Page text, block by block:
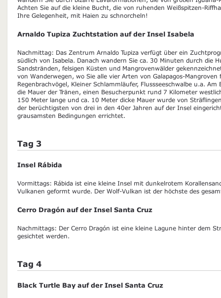
Achten Sie auf die kleine Bucht, die von ruhenden Weißspitzen-
Ihre Gelegenheit, mit Haien zu schnorcheln!
Arnaldo Tupiza Zuchtstation auf der Insel Isabela
Nachmittag: Das Zentrum Arnaldo Tupiza verfügt über ein
südlich von Isabela. Danach wandern Sie ca. 30 Minuten durch die
Sandstränden, felsigen Küsten und Mangrovenwälder
von Wanderwegen, wo Sie alle vier Arten von Galapagos-
Regenbrachvögel, Kleiner Schlammläufer, Flussseeschwalbe u.a. Am
die Mauer der Tränen, einen Besucherpunkt rund 7 Kilometer
150 Meter lange und ca. 10 Meter dicke Mauer wurde von
der berüchtigsten von drei in den 40er Jahren auf der Insel
grausamsten Bedingungen errichtet.
Tag 3
Insel Rábida
Vormittags: Rábida ist eine kleine Insel mit dunkelrotem
Vulkanen geformt wurde. Der Wolf-Vulkan ist der höchste des
Cerro Dragón auf der Insel Santa Cruz
Nachmittags: Der Cerro Dragón ist eine kleine Lagune hinter dem
gesichtet werden.
Tag 4
Black Turtle Bay auf der Insel Santa Cruz